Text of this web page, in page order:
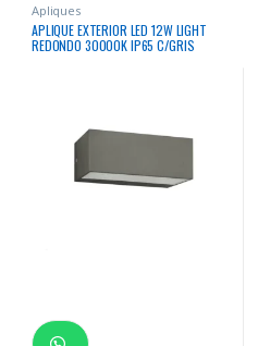
Apliques
APLIQUE EXTERIOR LED 12W LIGHT
REDONDO 30000K IP65 C/GRIS